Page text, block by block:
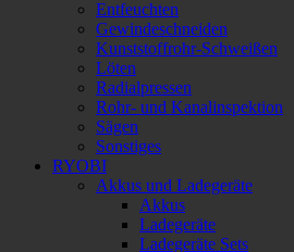
Entfeuchten
Gewindeschneiden
Kunststoffrohr-Schweißen
Löten
Radialpressen
Rohr- und Kanalinspektion
Sägen
Sonstiges
RYOBI
Akkus und Ladegeräte
Akkus
Ladegeräte
Ladegeräte Sets